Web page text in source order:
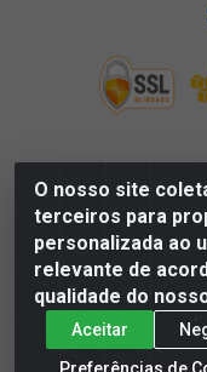
O nosso site
terceiros para
personalizada ao
relevante de
qualidade do
Aceitar
Preferências de
Megga
Trindade, 1328 -